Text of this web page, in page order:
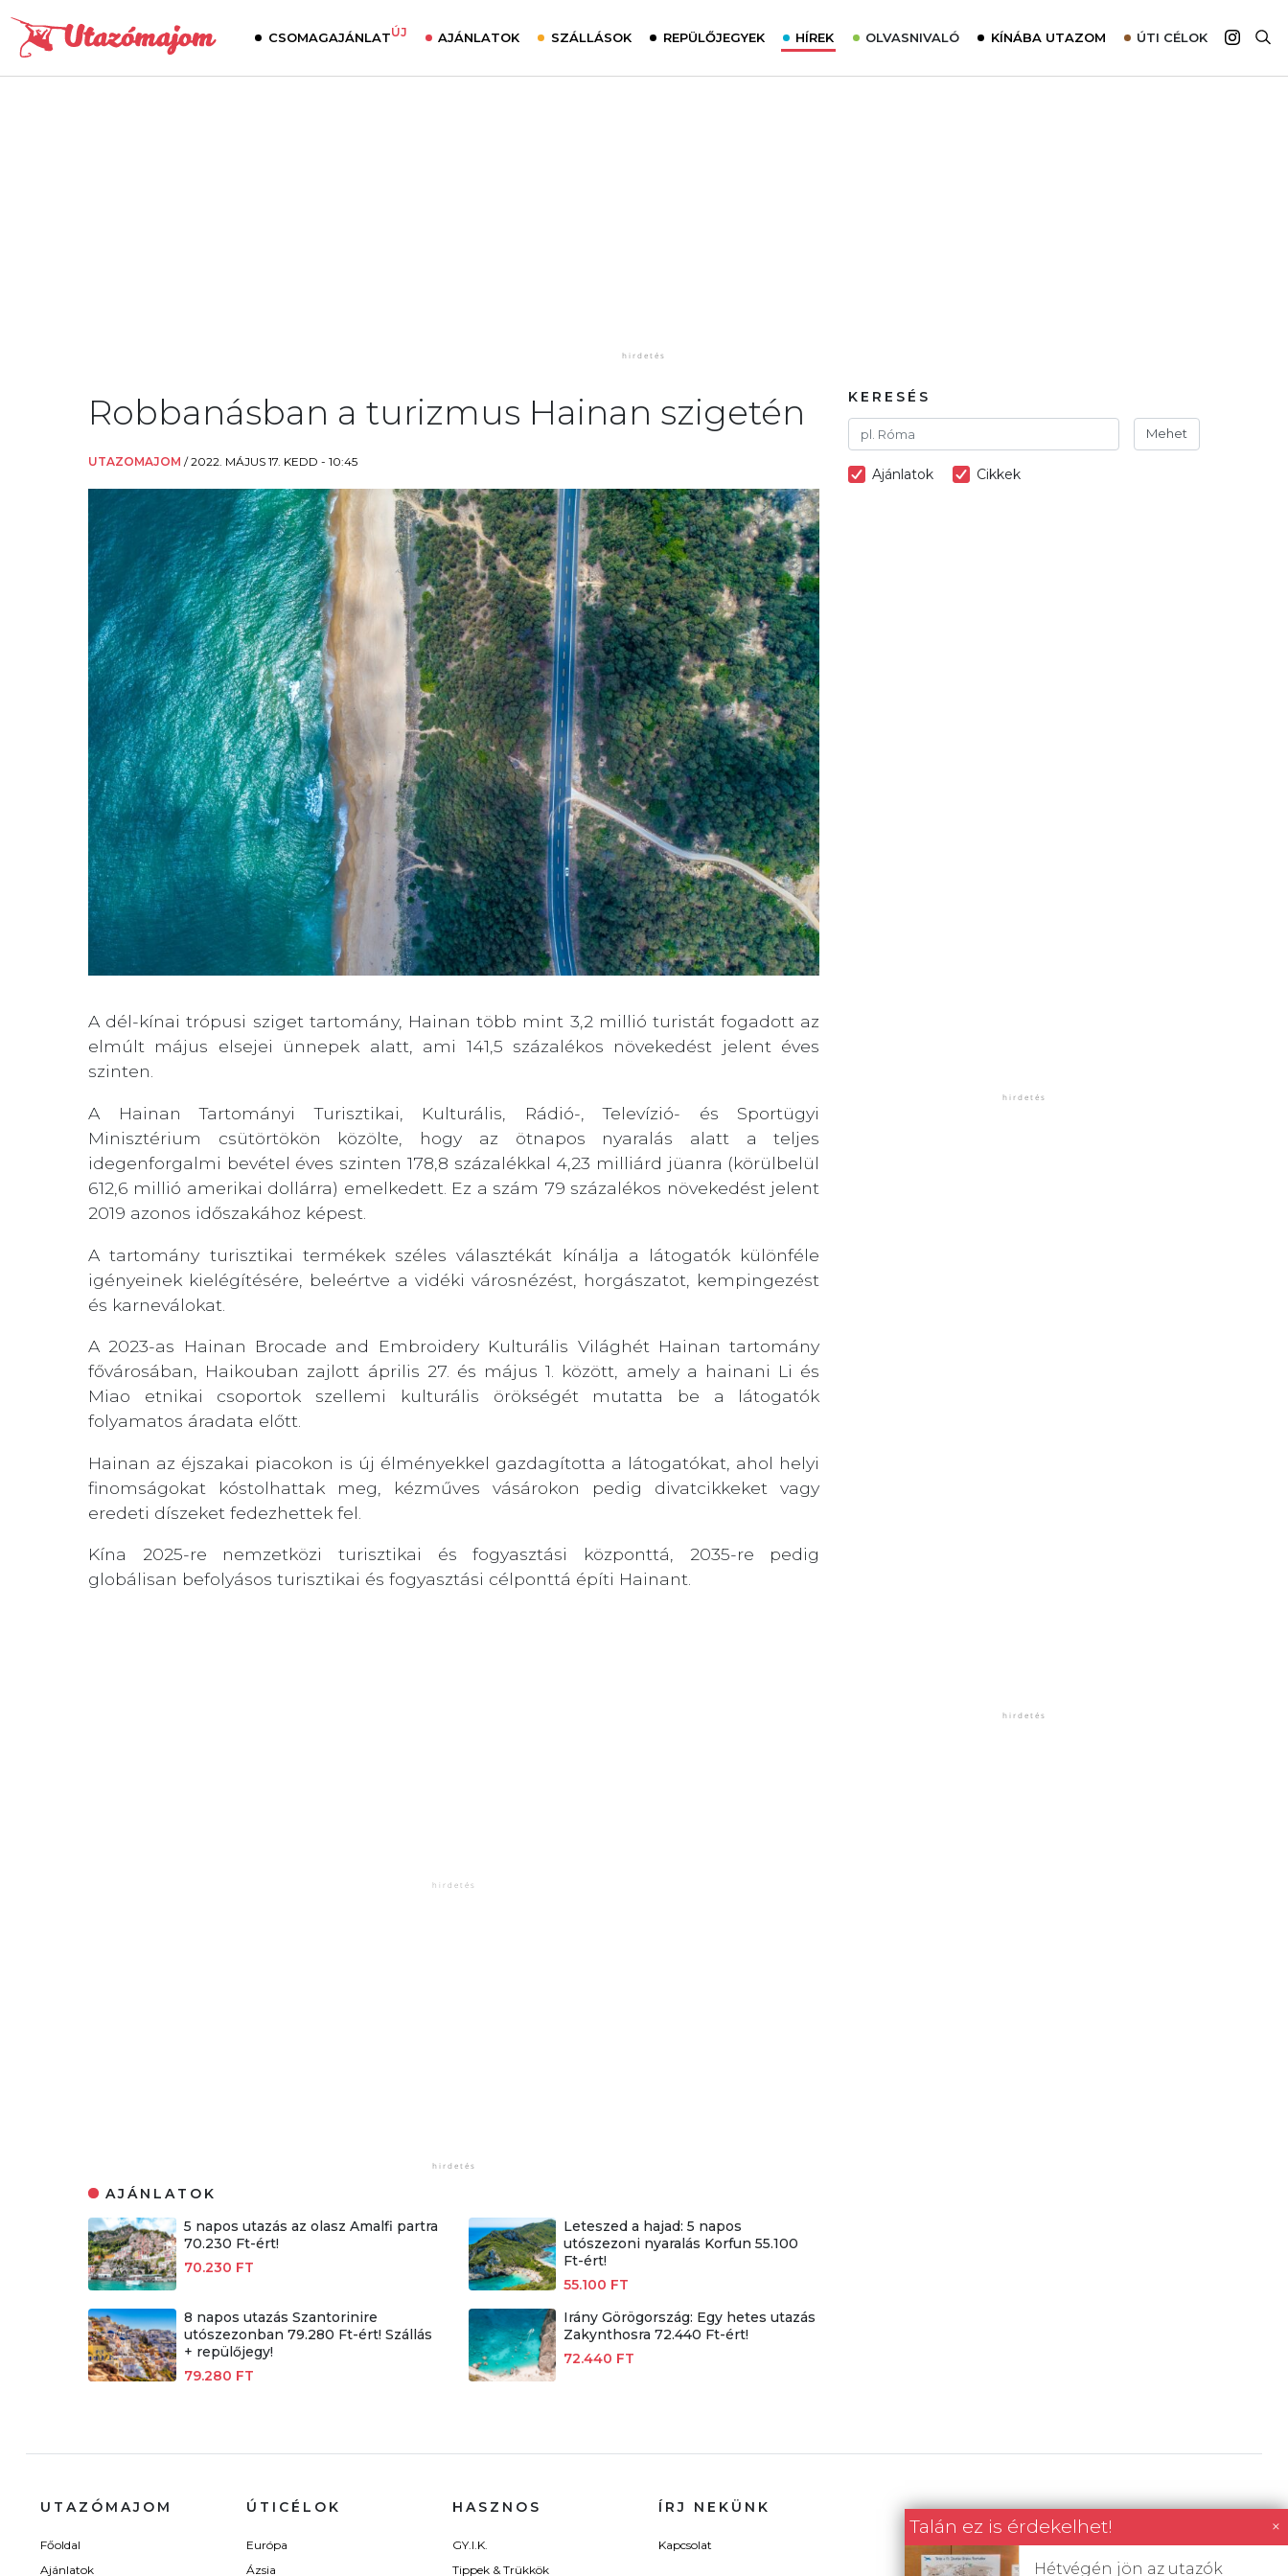
CSOMAGAJÁNLATÚJ AJÁNLATOK SZÁLLÁSOK REPÜLŐJEGYEK HÍREK OLVASNIVALÓ KÍNÁBA UTAZOM ÚTI CÉLOK
Robbanásban a turizmus Hainan szigetén
UTAZOMAJOM /2022. MÁJUS 17. KEDD - 10:45
A dél-kínai trópusi sziget tartomány, Hainan több mint 3,2 millió turistát fogadott az
elmúlt május elsejei ünnepek alatt, ami 141,5 százalékos növekedést jelent éves
szinten.
A Hainan Tartományi Turisztikai, Kulturális, Rádió-, Televízió- és Sportügyi
Minisztérium csütörtökön közölte, hogy az ötnapos nyaralás alatt a teljes
idegenforgalmi bevétel éves szinten 178,8 százalékkal 4,23 milliárd jüanra (körülbelül
612,6 millió amerikai dollárra) emelkedett. Ez a szám 79 százalékos növekedést jelent
2019 azonos időszakához képest.
A tartomány turisztikai termékek széles választékát kínálja a látogatók különféle
igényeinek kielégítésére, beleértve a vidéki városnézést, horgászatot, kempingezést
és karneválokat.
A 2023-as Hainan Brocade and Embroidery Kulturális Világhét Hainan tartomány
fővárosában, Haikouban zajlott április 27. és május 1. között, amely a hainani Li és
Miao etnikai csoportok szellemi kulturális örökségét mutatta be a látogatók
folyamatos áradata előtt.
Hainan az éjszakai piacokon is új élményekkel gazdagította a látogatókat, ahol helyi
finomságokat kóstolhattak meg, kézműves vásárokon pedig divatcikkeket vagy
eredeti díszeket fedezhettek fel.
Kína 2025-re nemzetközi turisztikai és fogyasztási központtá, 2035-re pedig
globálisan befolyásos turisztikai és fogyasztási célponttá építi Hainant.
Talán ez is érdekelhet! ×
Hétvégén jön az utazók
AJÁNLATOK
5 napos utazás az olasz Amalfi partra
70.230 Ft-ért!
70.230 FT
Leteszed a hajad: 5 napos
utószezoni nyaralás Korfun 55.100
Ft-ért!
55.100 FT
8 napos utazás Szantorinire
utószezonban 79.280 Ft-ért! Szállás
+ repülőjegy!
79.280 FT
Irány Görögország: Egy hetes utazás
Zakynthosra 72.440 Ft-ért!
72.440 FT
KERESÉS
Mehet
Ajánlatok Cikkek
UTAZÓMAJOM
Főoldal
Ajánlatok
ÚTICÉLOK
Európa
Ázsia
HASZNOS
GY.I.K.
Tippek & Trükkök
ÍRJ NEKÜNK
Kapcsolat